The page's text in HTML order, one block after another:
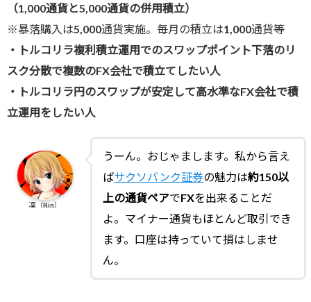
（1,000通貨と5,000通貨の併用積立）
※暴落購入は5,000通貨実施。毎月の積立は1,000通貨等
・トルコリラ複利積立運用でのスワップポイント下落のリ
スク分散で複数のFX会社で積立てしたい人
・トルコリラ円のスワップが安定して高水準なFX会社で積
立運用をしたい人
うーん。おじゃまします。私から言え
ばサクソバンク証券の魅力は約150以
上の通貨ペアでFXを出来ることだ
よ。マイナー通貨もほとんど取引でき
ます。口座は持っていて損はしませ
ん。
凜（Rin）